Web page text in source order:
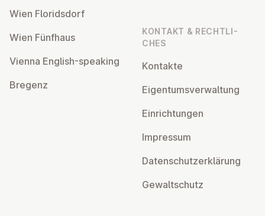
Wien Flo­rids­dorf
Wien Fünfhaus
Vienna English-speaking
Bregenz
KONTAKT & RECHT­LI­
CHES
Kontakte
Ei­gen­tums­ver­wal­tung
Ein­rich­tun­gen
Impressum
Da­ten­schutz­er­klä­rung
Ge­walt­schutz